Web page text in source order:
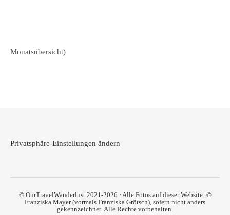
Monatsübersicht)
Privatsphäre-Einstellungen ändern
© OurTravelWanderlust 2021-2026 · Alle Fotos auf dieser Website: ©
Franziska Mayer (vormals Franziska Grötsch), sofern nicht anders
gekennzeichnet. Alle Rechte vorbehalten.